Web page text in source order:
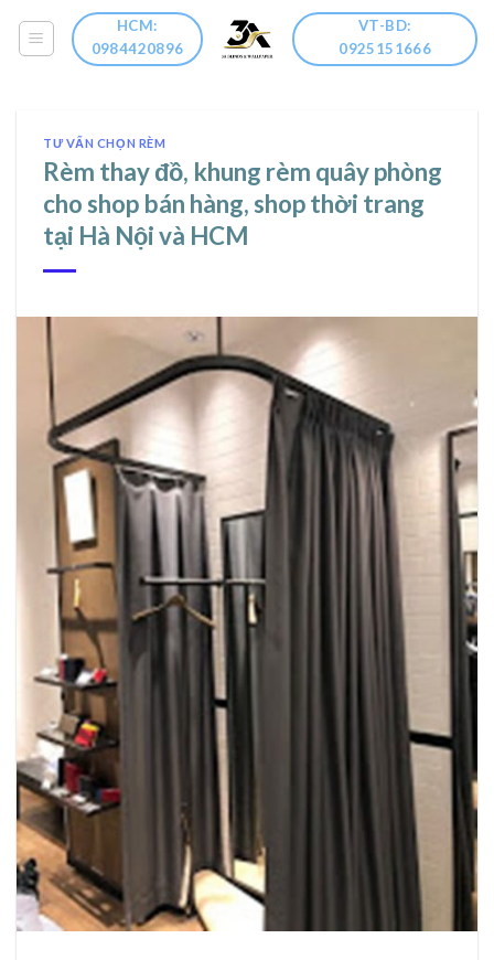
HCM:
0984420896
VT-BD:
0925151666
TƯ VẤN CHỌN RÈM
Rèm thay đồ, khung rèm quây phòng
cho shop bán hàng, shop thời trang
tại Hà Nội và HCM